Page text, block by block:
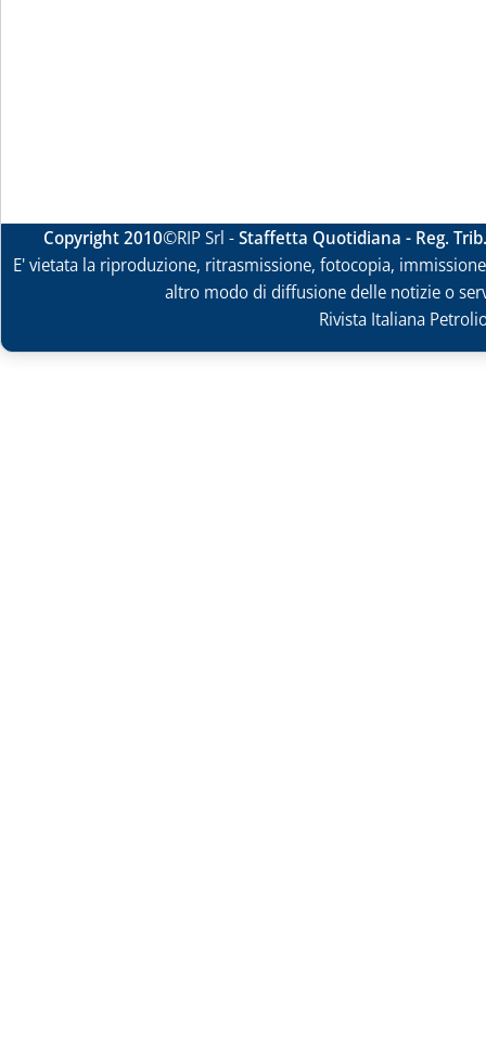
Copyright 2010©RIP Srl -Staffetta Quotidiana - Reg.
E' vietata la riproduzione, ritrasmissione, fotocopia,
altro modo di diffusione delle notizie o
Rivista Italiana